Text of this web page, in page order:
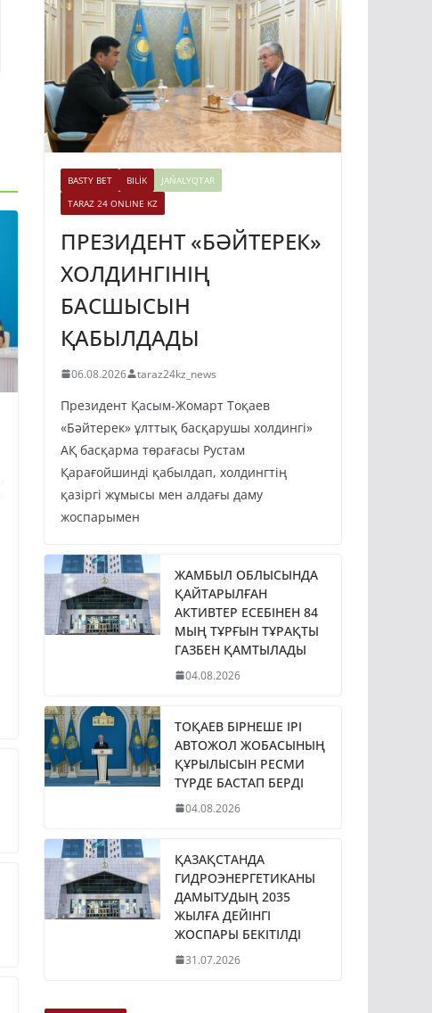
BASTY BET BILİK
JAŃALYQTAR
TARAZ 24 ONLINE KZ
ПРЕЗИДЕНТ «БӘЙТЕРЕК»
ХОЛДИНГІНІҢ
БАСШЫСЫН
ҚАБЫЛДАДЫ
06.08.2026 taraz24kz_news
Президент Қасым-Жомарт Тоқаев
«Бәйтерек» ұлттық басқарушы холдингі»
АҚ басқарма төрағасы Рустам
Қарағойшинді қабылдап, холдингтің
қазіргі жұмысы мен алдағы даму
жоспарымен
ЖАМБЫЛ ОБЛЫСЫНДА
ҚАЙТАРЫЛҒАН
АКТИВТЕР ЕСЕБІНЕН 84
МЫҢ ТҰРҒЫН ТҰРАҚТЫ
ГАЗБЕН ҚАМТЫЛАДЫ
04.08.2026
ТОҚАЕВ БІРНЕШЕ ІРІ
АВТОЖОЛ ЖОБАСЫНЫҢ
ҚҰРЫЛЫСЫН РЕСМИ
ТҮРДЕ БАСТАП БЕРДІ
04.08.2026
ҚАЗАҚСТАНДА
ГИДРОЭНЕРГЕТИКАНЫ
ДАМЫТУДЫҢ 2035
ЖЫЛҒА ДЕЙІНГІ
ЖОСПАРЫ БЕКІТІЛДІ
31.07.2026